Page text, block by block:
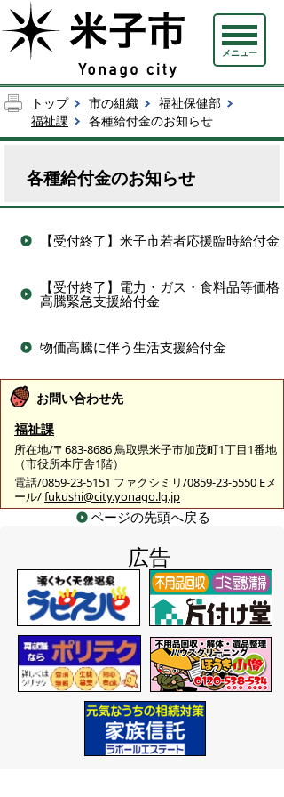
メニュー
トップ 市の組織
福祉保健部
福祉課
各種給付金のお知らせ
各種給付金のお知らせ
【受付終了】米子市若者応援臨時給付金
【受付終了】電力・ガス・食料品等価格
高騰緊急支援給付金
物価高騰に伴う生活支援給付金
お問い合わせ先
福祉課
所在地/〒683-8686 鳥取県米子市加茂町1丁目1番地
（市役所本庁舎1階）
電話/0859-23-5151 ファクシミリ/0859-23-5550 Eメ
ール/fukushi@city.yonago.lg.jp
ページの先頭へ戻る
広告